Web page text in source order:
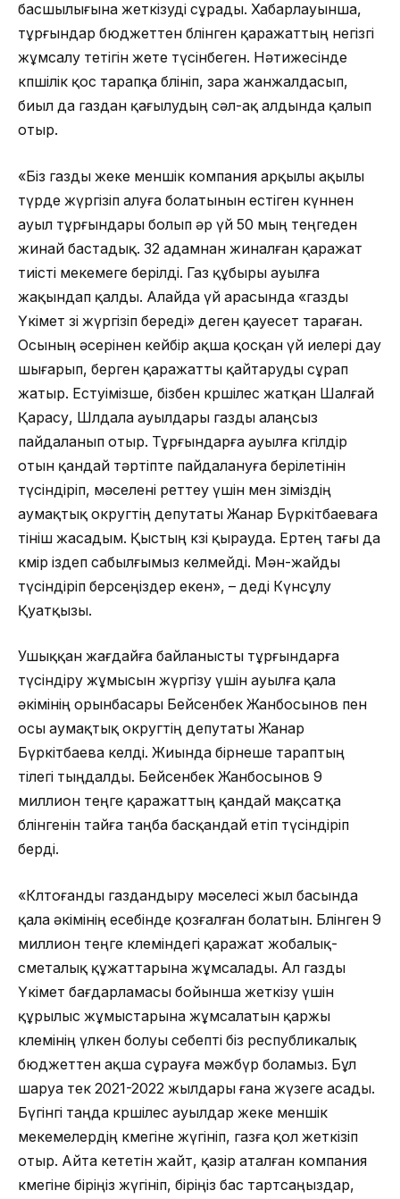
басшылығына жеткізуді сұрады. Хабарлауынша,
тұрғындар бюджеттен бөлінген қаражаттың негізгі
жұмсалу тетігін жете түсінбеген. Нәтижесінде
көпшілік қос тарапқа бөлініп, өзара жанжалдасып,
биыл да газдан қағылудың сәл-ақ алдында қалып
отыр.
«Біз газды жеке меншік компания арқылы ақылы
түрде жүргізіп алуға болатынын естіген күннен
ауыл тұрғындары болып әр үй 50 мың теңгеден
жинай бастадық. 32 адамнан жиналған қаражат
тиісті мекемеге берілді. Газ құбыры ауылға
жақындап қалды. Алайда үй арасында «газды
Үкімет өзі жүргізіп береді» деген қауесет тараған.
Осының әсерінен кейбір ақша қосқан үй иелері дау
шығарып, берген қаражатты қайтаруды сұрап
жатыр. Естуімізше, бізбен көршілес жатқан Шалғай
Қарасу, Шөлдала ауылдары газды алаңсыз
пайдаланып отыр. Тұрғындарға ауылға көгілдір
отын қандай тәртіпте пайдалануға берілетінін
түсіндіріп, мәселені реттеу үшін мен өзіміздің
аумақтық округтің депутаты Жанар Бүркітбаеваға
өтініш жасадым. Қыстың көзі қырауда. Ертең тағы да
көмір іздеп сабылғымыз келмейді. Мән-жайды
түсіндіріп берсеңіздер екен», – деді Күнсұлу
Қуатқызы.
Ушыққан жағдайға байланысты тұрғындарға
түсіндіру жұмысын жүргізу үшін ауылға қала
әкімінің орынбасары Бейсенбек Жанбосынов пен
осы аумақтық округтің депутаты Жанар
Бүркітбаева келді. Жиында бірнеше тараптың
тілегі тыңдалды. Бейсенбек Жанбосынов 9
миллион теңге қаражаттың қандай мақсатқа
бөлінгенін тайға таңба басқандай етіп түсіндіріп
берді.
«Көлтоғанды газдандыру мәселесі жыл басында
қала әкімінің есебінде қозғалған болатын. Бөлінген 9
миллион теңге көлеміндегі қаражат жобалық-
сметалық құжаттарына жұмсалады. Ал газды
Үкімет бағдарламасы бойынша жеткізу үшін
құрылыс жұмыстарына жұмсалатын қаржы
көлемінің үлкен болуы себепті біз республикалық
бюджеттен ақша сұрауға мәжбүр боламыз. Бұл
шаруа тек 2021-2022 жылдары ғана жүзеге асады.
Бүгінгі таңда көршілес ауылдар жеке меншік
мекемелердің көмегіне жүгініп, газға қол жеткізіп
отыр. Айта кететін жайт, қазір аталған компания
көмегіне біріңіз жүгініп, біріңіз бас тартсаңыздар,